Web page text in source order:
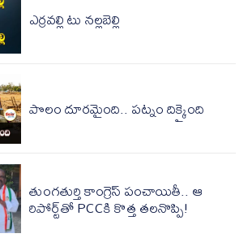
ఎర్రవల్లి టు నల్లబెల్లి
పొలం దూరమైంది.. పట్నం దిక్కైంది
తుంగతుర్తి కాంగ్రెస్‌ పంచాయితీ.. ఆ
రిపోర్ట్‌తో PCCకి కొత్త తలనొప్పి!